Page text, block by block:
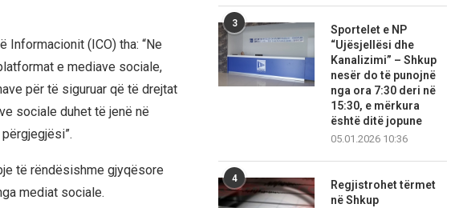
(ICO) tha: “Ne
e mediave sociale,
për të siguruar që të drejtat
sociale duhet të jenë në
të rëndësishme gjyqësore
mediat sociale.
3
Sportelet e NP
“Ujësjellësi dhe
Kanalizimi” – Shkup
nesër do të punojnë
nga ora 7:30 deri në
15:30, e mërkura
është ditë jopune
05.01.2026 10:36
4
Regjistrohet tërmet
në Shkup